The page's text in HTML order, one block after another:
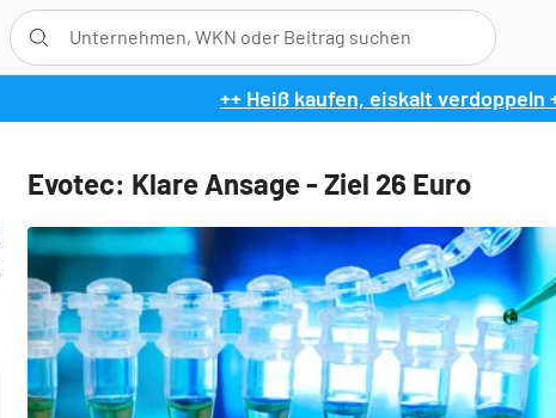
++ Heiß kaufen, eiskalt verdoppeln
Evotec: Klare Ansage - Ziel 26 Euro